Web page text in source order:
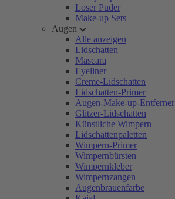
Loser Puder
Make-up Sets
Augen
Alle anzeigen
Lidschatten
Mascara
Eyeliner
Creme-Lidschatten
Lidschatten-Primer
Augen-Make-up-Entferner
Glitzer-Lidschatten
Künstliche Wimpern
Lidschattenpaletten
Wimpern-Primer
Wimpernbürsten
Wimpernkleber
Wimpernzangen
Augenbrauenfarbe